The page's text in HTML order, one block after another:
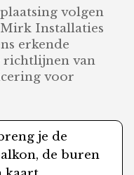
volgen
Installaties
erkende
richtlijnen van
voor
je de
de buren